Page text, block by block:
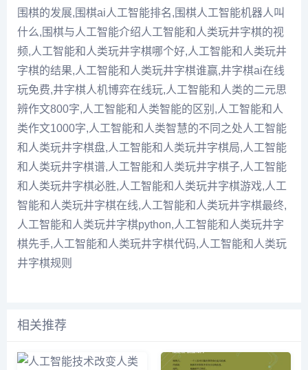
围棋的发展,围棋ai人工智能排名,围棋人工智能机器人叫
什么,围棋与人工智能介绍人工智能和人类玩井字棋的视
频,人工智能和人类玩井字棋哪个好,人工智能和人类玩井
字棋的结果,人工智能和人类玩井字棋谁赢,井字棋ai在线
玩免费,井字棋人机博弈在线玩,人工智能和人类的二元思
辨作文800字,人工智能和人类智能的区别,人工智能和人
类作文1000字,人工智能和人类智慧的不同之处人工智能
和人类玩井字棋盘,人工智能和人类玩井字棋局,人工智能
和人类玩井字棋谱,人工智能和人类玩井字棋子,人工智能
和人类玩井字棋必胜,人工智能和人类玩井字棋游戏,人工
智能和人类玩井字棋在线,人工智能和人类玩井字棋最终,
人工智能和人类玩井字棋python,人工智能和人类玩井字
棋先手,人工智能和人类玩井字棋代码,人工智能和人类玩
井字棋规则
相关推荐